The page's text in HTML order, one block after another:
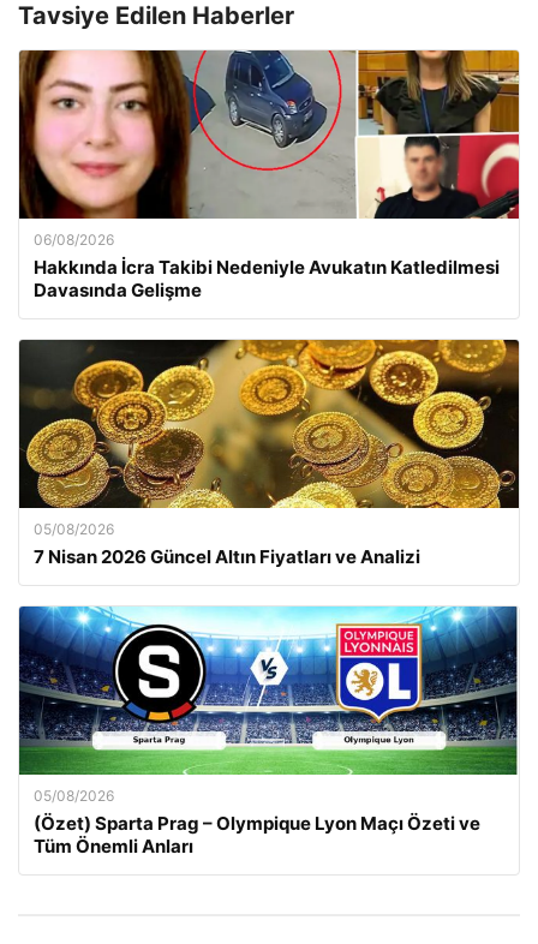
Tavsiye Edilen Haberler
06/08/2026
Hakkında İcra Takibi Nedeniyle Avukatın Katledilmesi
Davasında Gelişme
05/08/2026
7 Nisan 2026 Güncel Altın Fiyatları ve Analizi
05/08/2026
(Özet) Sparta Prag – Olympique Lyon Maçı Özeti ve
Tüm Önemli Anları